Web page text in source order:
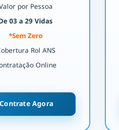
por Pessoa
03 a 29 Vidas
*Sem Zero
Rol ANS
Online
Contrate Agora